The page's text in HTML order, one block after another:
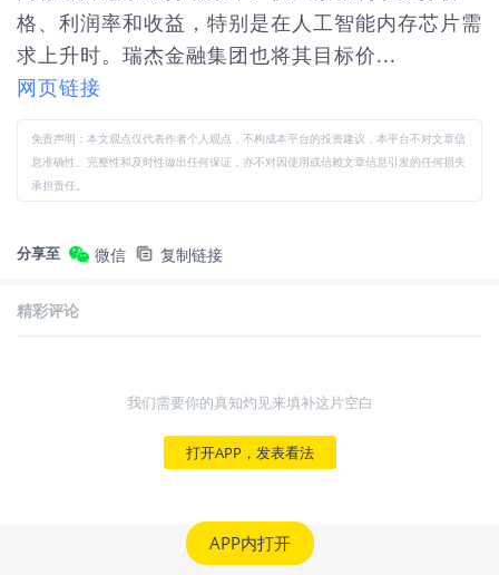
格、利润率和收益，特别是在人工智能内存芯片需
求上升时。瑞杰金融集团也将其目标价...
网页链接
免责声明：本文观点仅代表作者个人观点，不构成本平台的投资建议，本平台不对文章信
息准确性、完整性和及时性做出任何保证，亦不对因使用或信赖文章信息引发的任何损失
承担责任。
分享至 微信 复制链接
精彩评论
我们需要你的真知灼见来填补这片空白
打开APP，发表看法
APP内打开